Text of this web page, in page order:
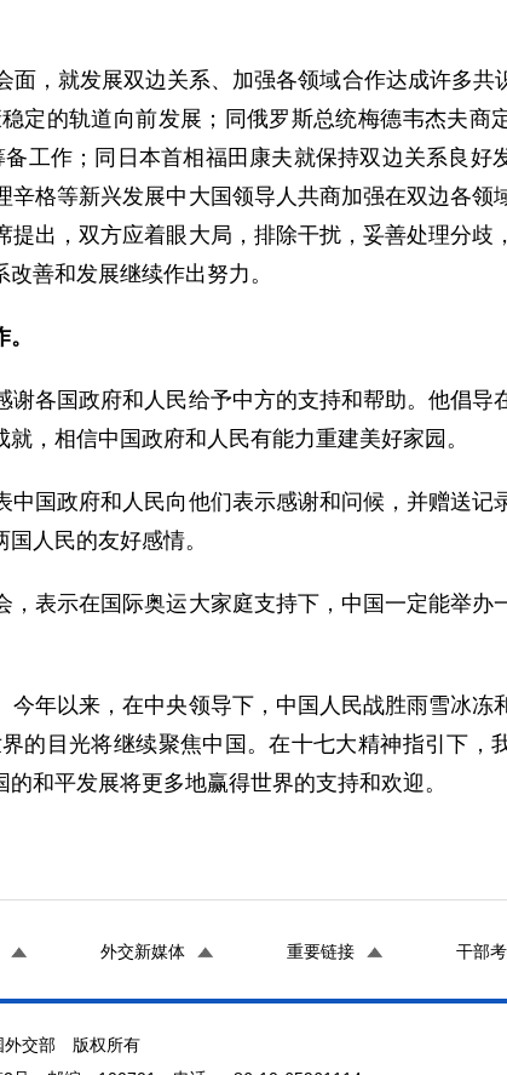
，就发展双边关系、加强各领域合作达成许多共
定的轨道向前发展；同俄罗斯总统梅德韦杰夫商
工作；同日本首相福田康夫就保持双边关系良好
格等新兴发展中大国领导人共商加强在双边各领
出，双方应着眼大局，排除干扰，妥善处理分歧
善和发展继续作出努力。
国政府和人民给予中方的支持和帮助。他倡导
，相信中国政府和人民有能力重建美好家园。
政府和人民向他们表示感谢和问候，并赠送记
人民的友好感情。
示在国际奥运大家庭支持下，中国一定能举办
以来，在中央领导下，中国人民战胜雨雪冰冻
的目光将继续聚焦中国。在十七大精神指引下，
和平发展将更多地赢得世界的支持和欢迎。
外交新媒体 重要链接 干部
外交部 版权所有